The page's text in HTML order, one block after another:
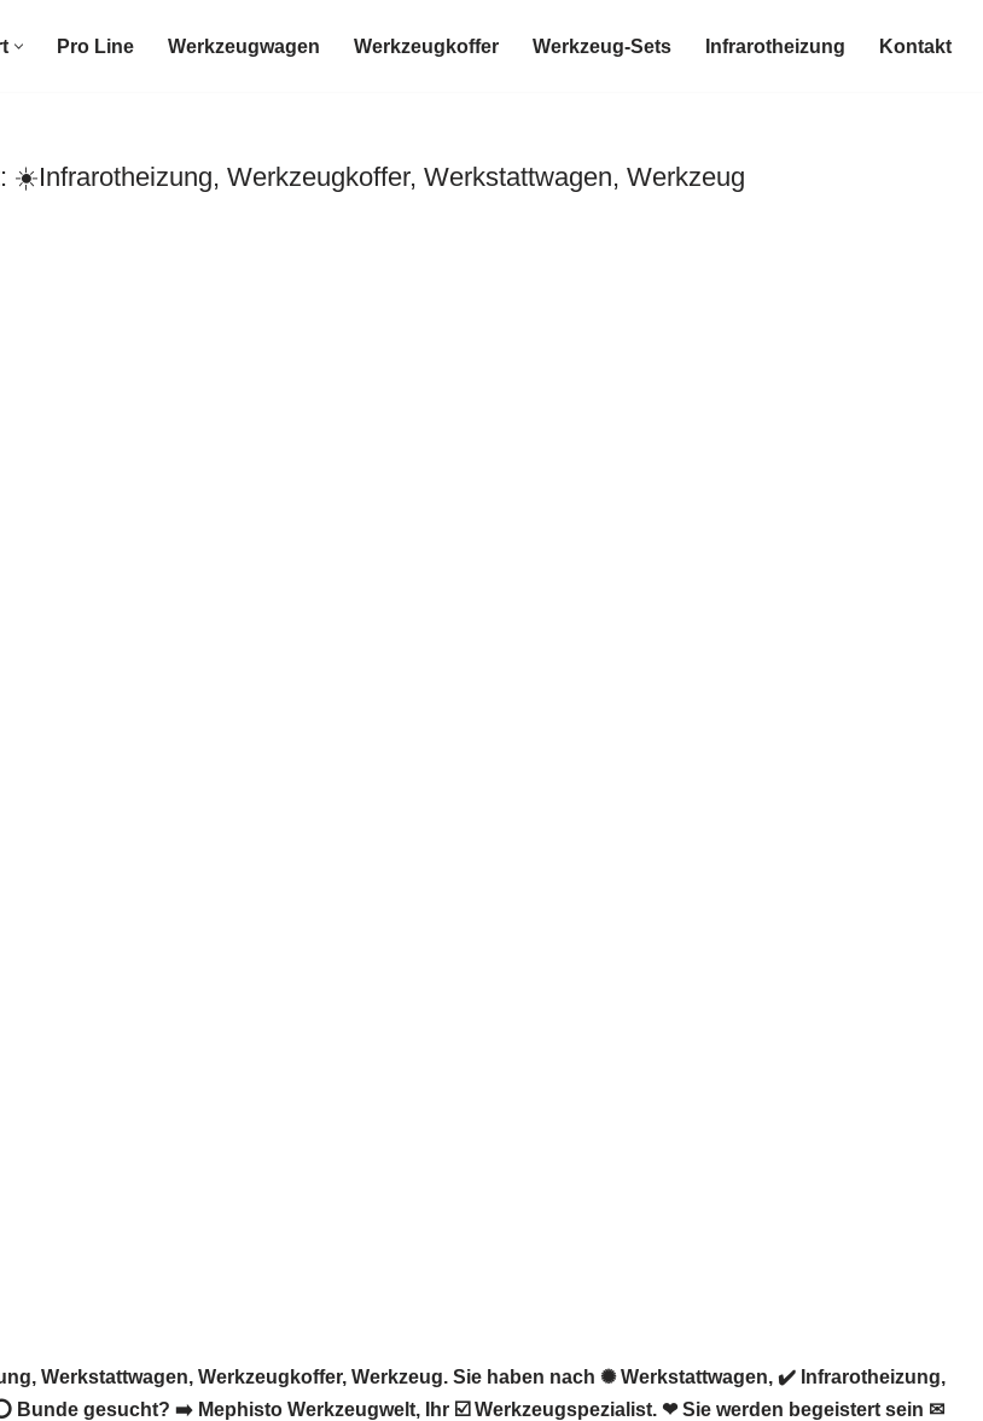
Pro Line Werkzeugwagen Werkzeugkoffer Werkzeug-Sets Infrarotheizung Kontakt
Werkzeugkoffer, Werkstattwagen, Werkzeug
Werkstattwagen, Werkzeugkoffer, Werkzeug. Sie haben nach ✺ Werkstattwagen, ✔️ Infrarotheizung,
Bunde gesucht? ➡️ Mephisto Werkzeugwelt, Ihr ☑️ Werkzeugspezialist. ❤ Sie werden begeistert sein ✉